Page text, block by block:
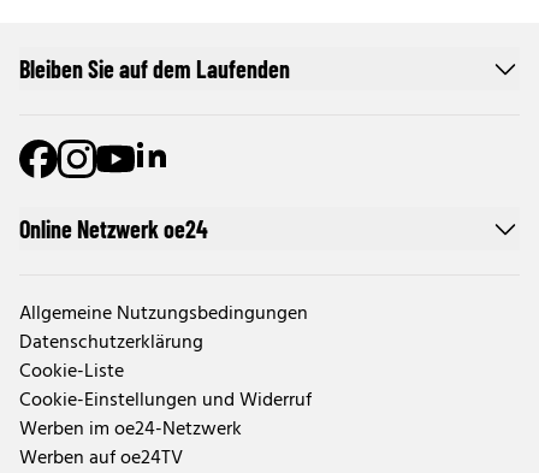
Online Netzwerk oe24
Allgemeine Nutzungsbedingungen
Datenschutzerklärung
Cookie-Liste
Cookie-Einstellungen und Widerruf
Werben im oe24-Netzwerk
Werben auf oe24TV
Bleiben Sie auf dem Laufenden